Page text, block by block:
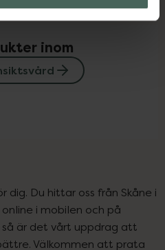
inom
dig. Du hittar oss från Skåne i
i mobilen och på
är det vårt uppdrag att
Välkommen att prata